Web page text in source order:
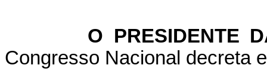
O PRESIDENTE DA
Congresso Nacional decreta